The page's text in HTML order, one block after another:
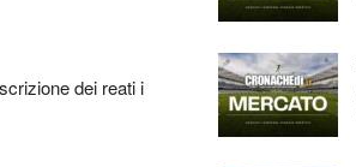
dei reati i